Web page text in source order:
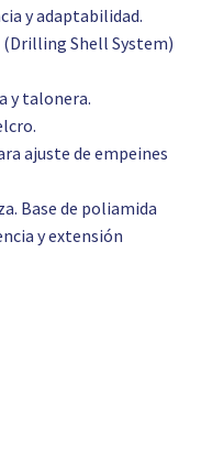
y adaptabilidad.
Shell System)
y talonera.
ajuste de empeines
Base de poliamida
y extensión